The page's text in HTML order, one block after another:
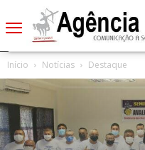
Início Notícias Destaque